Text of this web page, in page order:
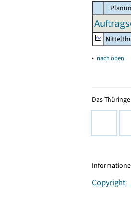
▴ nach oben
Das
Copyright